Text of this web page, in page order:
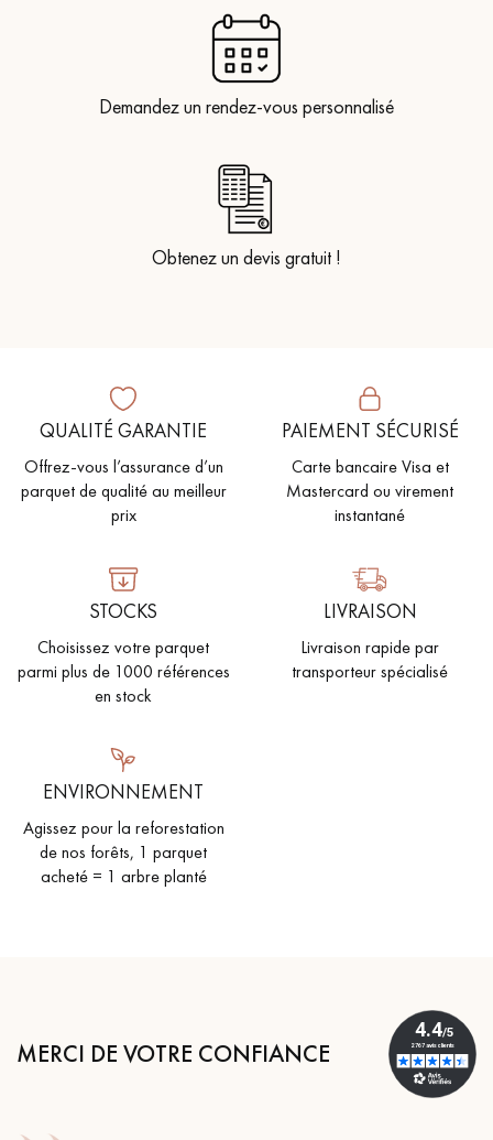
Demandez un rendez-vous personnalisé
Obtenez un devis gratuit !
QUALITÉ GARANTIE
Offrez-vous l’assurance d’un
parquet de qualité au meilleur
prix
PAIEMENT SÉCURISÉ
Carte bancaire Visa et
Mastercard ou virement
instantané
STOCKS
Choisissez votre parquet
parmi plus de 1000 références
en stock
LIVRAISON
Livraison rapide par
transporteur spécialisé
ENVIRONNEMENT
Agissez pour la reforestation
de nos forêts, 1 parquet
acheté = 1 arbre planté
MERCI DE VOTRE CONFIANCE